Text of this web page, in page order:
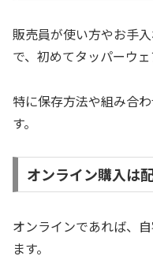
販売員が使い方やお手
で、初めてタッパーウ
特に保存方法や組み合
す。
オンライン購入は
オンラインであれば、
ます。